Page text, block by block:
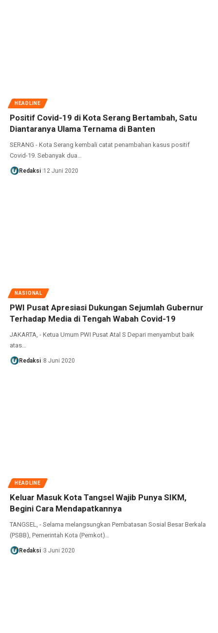
HEADLINE
Positif Covid-19 di Kota Serang Bertambah, Satu
Diantaranya Ulama Ternama di Banten
SERANG - Kota Serang kembali catat penambahan kasus positif
Covid-19. Sebanyak dua…
Redaksi 12 Juni 2020
NASIONAL
PWI Pusat Apresiasi Dukungan Sejumlah Gubernur
Terhadap Media di Tengah Wabah Covid-19
JAKARTA, - Ketua Umum PWI Pusat Atal S Depari menyambut baik
atas…
Redaksi 8 Juni 2020
HEADLINE
Keluar Masuk Kota Tangsel Wajib Punya SIKM,
Begini Cara Mendapatkannya
TANGSEL, - Selama melangsungkan Pembatasan Sosial Besar Berkala
(PSBB), Pemerintah Kota (Pemkot)…
Redaksi 3 Juni 2020